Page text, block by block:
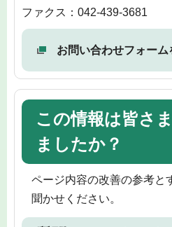
ファクス：042-439-3681
お問い合わせフォーム
この情報は皆さ
ましたか？
ページ内容の改善の参考と
聞かせください。